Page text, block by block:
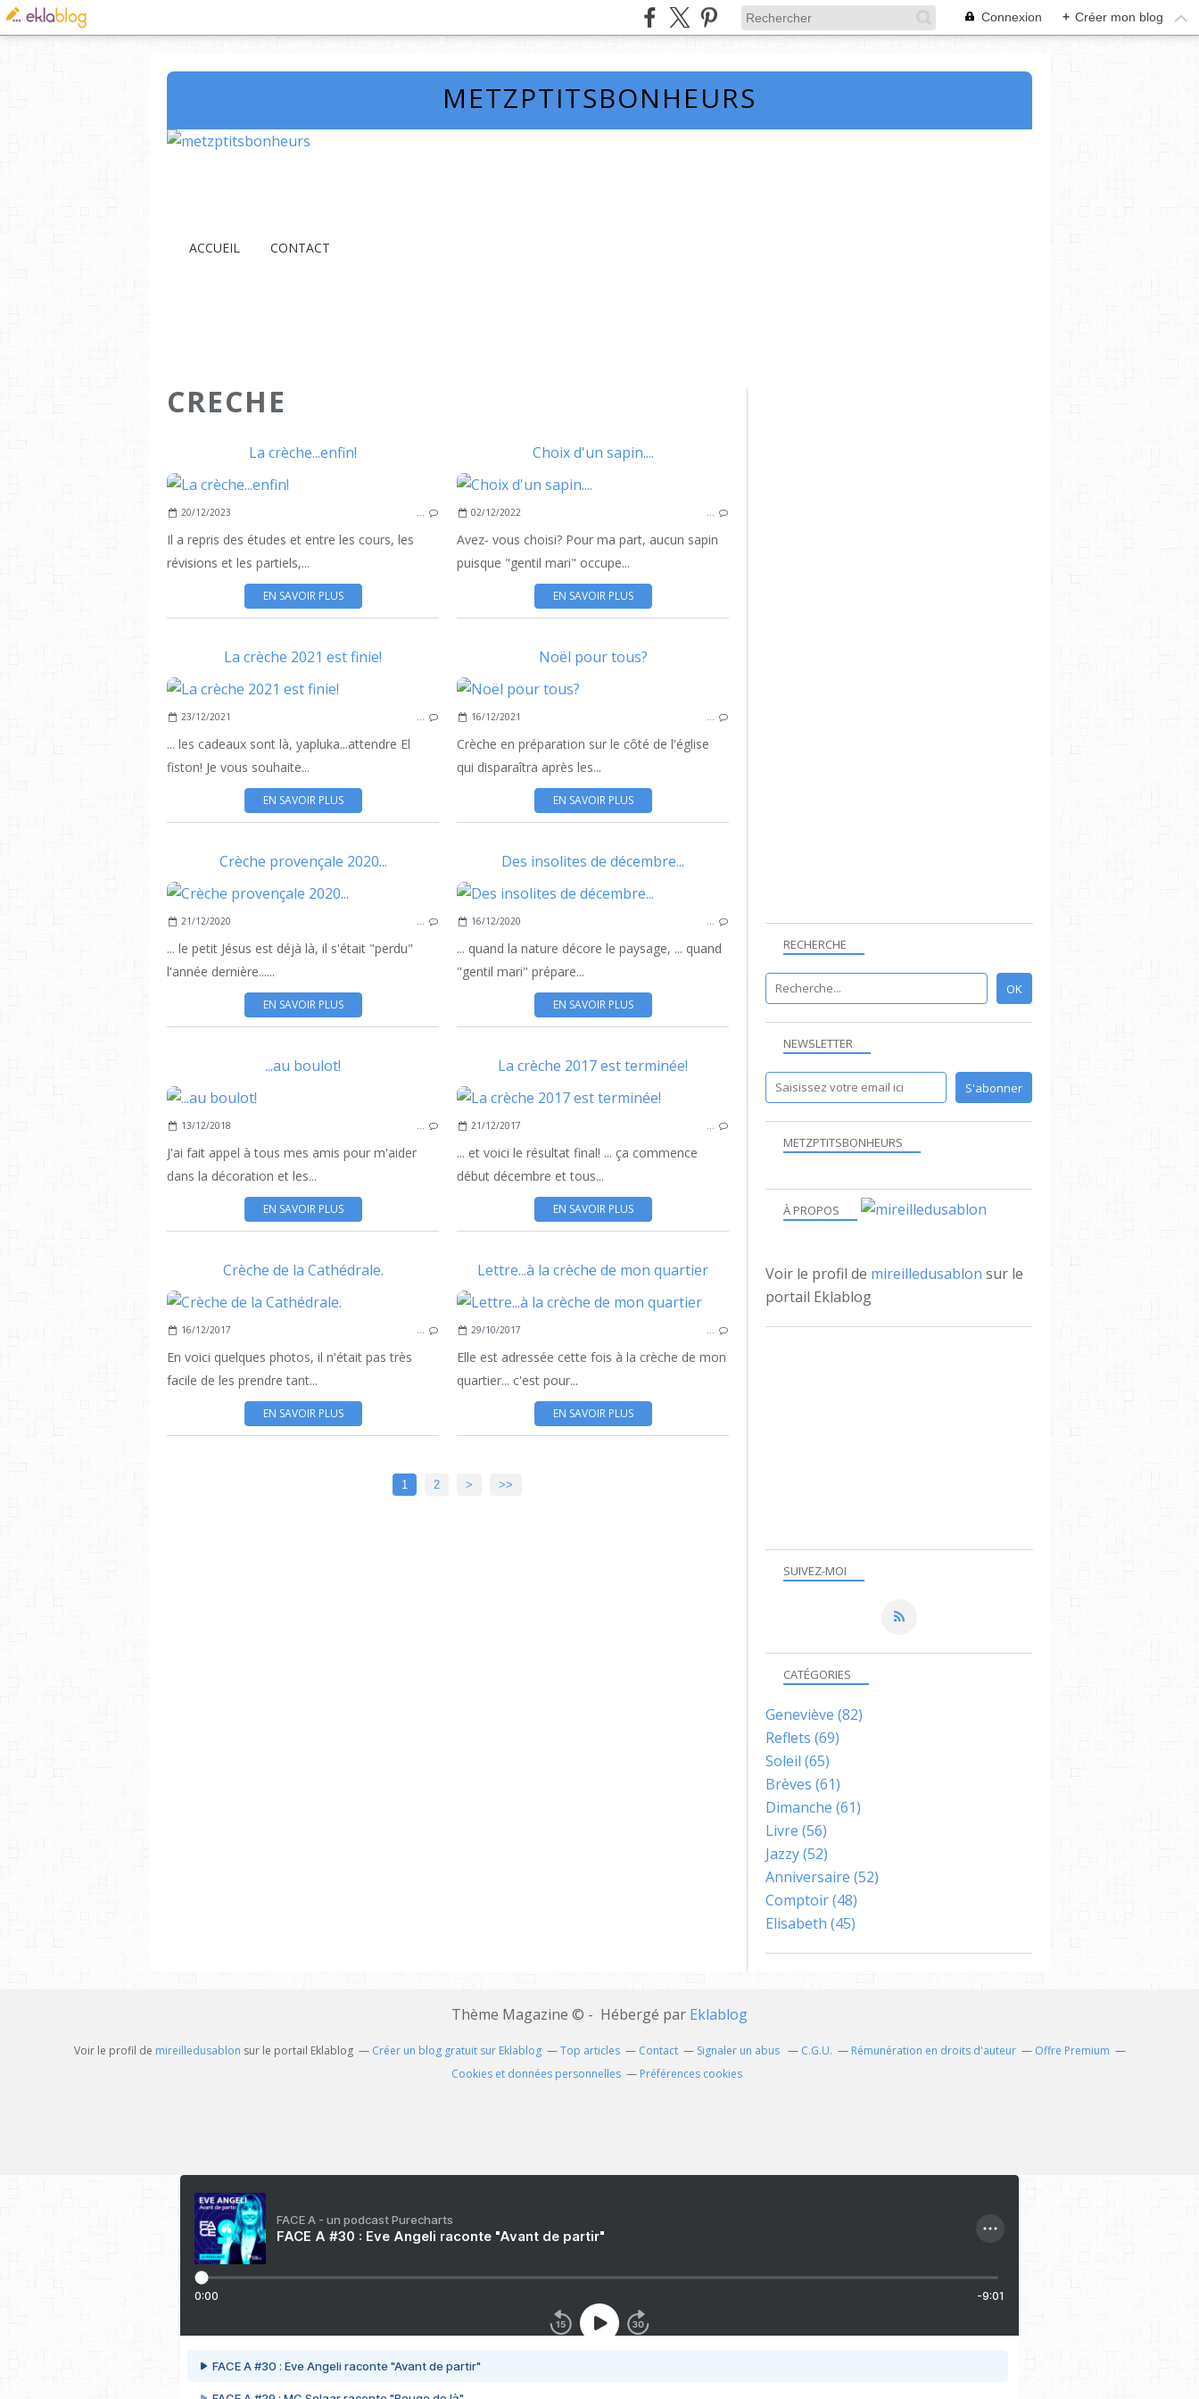
Connexion + Créer mon blog
METZPTITSBONHEURS
ACCUEIL CONTACT
CRECHE
La crèche...enfin!
GENTIL MARI
20/12/2023 …
Il a repris des études et entre les cours, les
révisions et les partiels,...
EN SAVOIR PLUS
Choix d'un sapin....
02/12/2022 …
Avez- vous choisi? Pour ma part, aucun sapin
puisque "gentil mari" occupe...
EN SAVOIR PLUS
La crèche 2021 est finie!
RÉVEILLON
23/12/2021 …
... les cadeaux sont là, yapluka...attendre El
fiston! Je vous souhaite...
EN SAVOIR PLUS
Noël pour tous?
16/12/2021 …
Crèche en préparation sur le côté de l'église
qui disparaîtra après les...
EN SAVOIR PLUS
Crèche provençale 2020...
CRÈCHE
PROVENÇALE
21/12/2020 …
... le petit Jésus est déjà là, il s'était "perdu"
l'année dernière......
EN SAVOIR PLUS
Des insolites de décembre...
ELISABETH
16/12/2020 …
... quand la nature décore le paysage, ... quand
"gentil mari" prépare...
EN SAVOIR PLUS
...au boulot!
BOULOT
13/12/2018 …
J'ai fait appel à tous mes amis pour m'aider
dans la décoration et les...
EN SAVOIR PLUS
La crèche 2017 est terminée!
2017
INSPIRATION
21/12/2017 …
... et voici le résultat final! ... ça commence
début décembre et tous...
EN SAVOIR PLUS
Crèche de la Cathédrale.
CATHÉDRALE
METZ
16/12/2017 …
En voici quelques photos, il n'était pas très
facile de les prendre tant...
EN SAVOIR PLUS
Lettre...à la crèche de mon quartier
29/10/2017 …
Elle est adressée cette fois à la crèche de mon
quartier... c'est pour...
EN SAVOIR PLUS
1 2 > >>
NEWSLETTER
SUIVEZ-MOI
RECHERCHE
METZPTITSBONHEURS
À PROPOS
Voir le profil de mireilledusablon sur le
portail Eklablog
CATÉGORIES
Geneviève (82)
Reflets (69)
Soleil (65)
Brèves (61)
Dimanche (61)
Livre (56)
Jazzy(52)
Anniversaire (52)
Comptoir(48)
Elisabeth (45)
Thème Magazine © - Hébergé par Eklablog
Voir le profil de mireilledusablon sur le portail Eklablog Créer un blog gratuit sur Eklablog Top articles Contact Signaler un abus C.G.U. Rémunération en droits d'auteur
Offre Premium
Cookies et données personnelles
Préférences cookies
FACE A - un podcast Purecharts
FACE A #30 : Eve Angeli raconte "Avant de partir"
0:00 -9:01
FACE A #30 : Eve Angeli raconte "Avant de partir"